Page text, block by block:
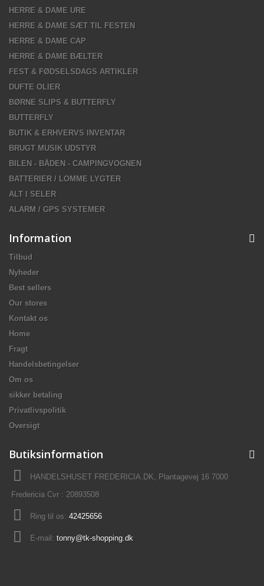
HERRE & DAME URE
HERRE & DAME SÆT TIL FESTEN
HERRE & DAME CAP
HERRE & DAME BÆLTER
FEST & FØDSELSDAGS ARTIKLER
DUFTE OLIER
BØRNE SLIPS & BUTTERFLY
BUTTERFLY
BUTIK & ERHVERVS INVENTAR
BRUGT MUSIK UDSTYR
BILEN - BÅDEN - CAMPINGVOGNEN
BATTERIER / LOMME LYGTER
ALT I SELER
ALARM / GPS SYSTEMER
Information
Tilbud
Nyheder
Best sellers
Our stores
Kontakt os
Home
Fragt
Handelsbetingelser
Om os
sikker betaling
Privatlivspolitik
Oversigt
Butiksinformation
HANDELSHUSET FREDERICIA.DK, Plantagevej 16 7000
Fredericia Cvr : 20893508
Ring til os: 42425656
E-mail: tonny@tk-shopping.dk